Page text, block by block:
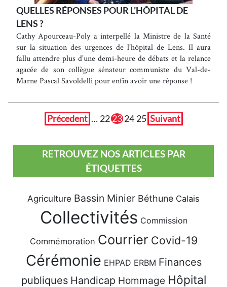
QUELLES RÉPONSES POUR L’HÔPITAL DE
LENS ?
Cathy Apourceau-Poly a interpellé la Ministre de la Santé
sur la situation des urgences de l’hôpital de Lens. Il aura
fallu attendre plus d’une demi-heure de débats et la relance
agacée de son collègue sénateur communiste du Val-de-
Marne Pascal Savoldelli pour enfin avoir une réponse !
Précedent … 2223 24 25 Suivant
RETROUVEZ NOS ARTICLES PAR
ÉTIQUETTES
Agriculture Bassin Minier Béthune Calais
Collectivités Commission
Commémoration Courrier Covid-19
Cérémonie EHPAD ERBM Finances
publiques Handicap Hommage Hôpital